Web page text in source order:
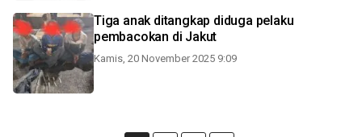
Tiga anak ditangkap diduga pelaku
pembacokan di Jakut
Kamis, 20 November 2025 9:09